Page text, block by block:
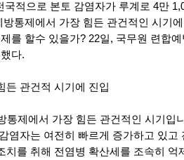
국적으로 본토 감염자가 루계로 4만
통제에서 가장 힘든 관건적인 시기
를 할수 있을가? 22일, 국무원 련합
다.
든 관건적 시기에 진입
통제에서 가장 힘든 관건적인 시기입
염자는 여전히 빠르게 증가하고 있
치를 취해 전염병 확산세를 조속히 억